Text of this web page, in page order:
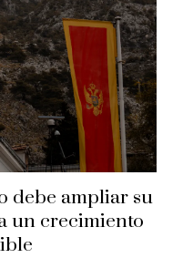
debe ampliar su
un crecimiento